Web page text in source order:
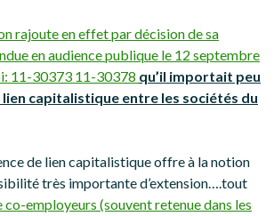
rajoute en effet par décision de sa
en audience publique le 12 septembre
11-30373 11-30378 qu’il importait peu
lien capitalistique entre les sociétés du
de lien capitalistique offre à la notion
très importante d’extension….tout
co-employeurs (souvent retenue dans les